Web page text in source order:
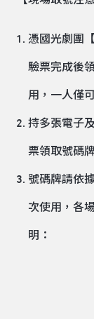
憑國光劇團
驗票完成後
用，一人僅
持多張電子
票領取號碼
號碼牌請依
次使用，各
明：